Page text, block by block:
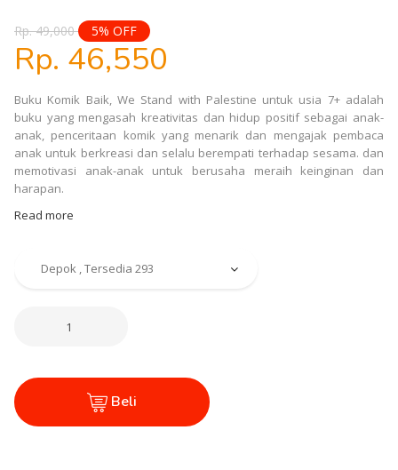
Rp. 49,000 5% OFF
Rp. 46,550
Buku Komik Baik, We Stand with Palestine untuk usia 7+ adalah
buku yang mengasah kreativitas dan hidup positif sebagai anak-
anak, penceritaan komik yang menarik dan mengajak pembaca
anak untuk berkreasi dan selalu berempati terhadap sesama. dan
memotivasi anak-anak untuk berusaha meraih keinginan dan
harapan.
Read more
Beli